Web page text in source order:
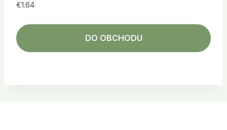
€1.64
DO OBCHODU